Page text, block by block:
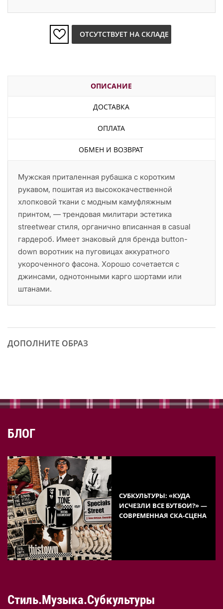
ОТСУТСТВУЕТ НА СКЛАДЕ
ОПИСАНИЕ
ДОСТАВКА
ОПЛАТА
ОБМЕН И ВОЗВРАТ
Мужская приталенная рубашка с коротким
рукавом, пошитая из высококачественной
хлопковой ткани с модным камуфляжным
принтом, — трендовая милитари эстетика
streetwear стиля, органично вписанная в casual
гардероб. Имеет знаковый для бренда button-
down воротник на пуговицах аккуратного
укороченного фасона. Хорошо сочетается с
джинсами, однотонными карго шортами или
штанами.
ДОПОЛНИТЕ ОБРАЗ
БЛОГ
СУБКУЛЬТУРЫ: «КУДА
ИСЧЕЗЛИ ВСЕ БУТБОИ?» —
СОВРЕМЕННАЯ СКА-СЦЕНА
Стиль.Музыка.Субкультуры